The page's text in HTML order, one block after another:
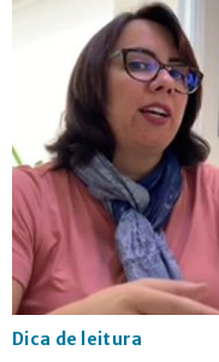
Dica de leitura